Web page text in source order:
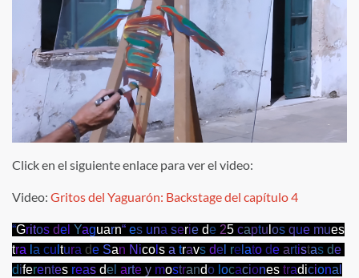
Click en el siguiente enlace para ver el video:
Video: Gritos del Yaguarón: Backstage del capítulo 4
“Gritos de Yaguarn“ es una serie de 25 captu os que mues
tra a cu tura de San N ico s a travs de re ato de artistas de
diferentes reas de arte y mostrando ocaciones tradiciona